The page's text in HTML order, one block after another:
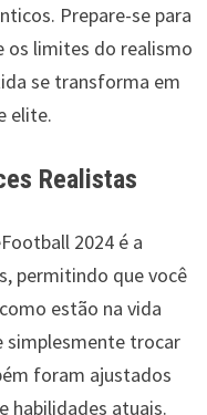
Prepare-se para
os limites do realismo
se transforma em
elite.
Realistas
2024 é a
permitindo que você
estão na vida
simplesmente trocar
foram ajustados
habilidades atuais.